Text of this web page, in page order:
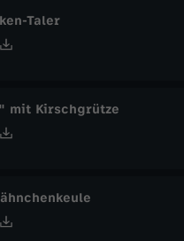
Taler
mit Kirschgrütze